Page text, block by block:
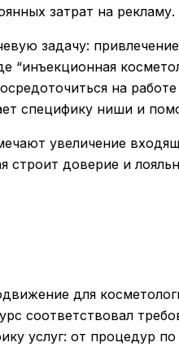
затрат на рекламу.
задачу:
“инъекционная
на
специфику ниши и
увеличение
строит доверие и
для
соответствовал
услуг: от процедур